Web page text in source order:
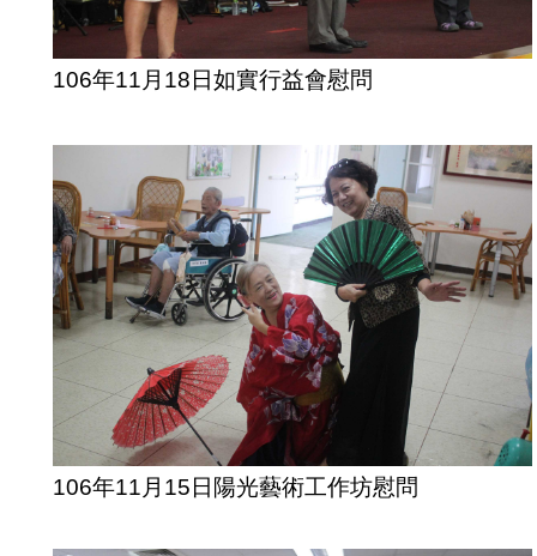
106年11月18日如實行益會慰問
106年11月15日陽光藝術工作坊慰問